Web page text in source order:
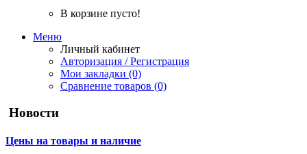
В корзине пусто!
Меню
Личный кабинет
Авторизация / Регистрация
Мои закладки (0)
Сравнение товаров (0)
Новости
Цены на товары и наличие